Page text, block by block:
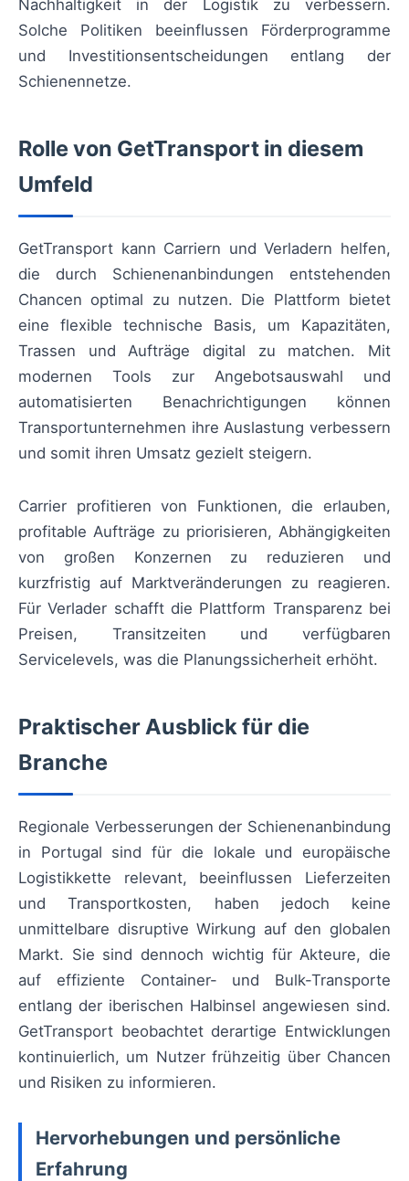
Nachhaltigkeit in der Logistik zu verbessern.
Solche Politiken beeinflussen Förderprogramme
und Investitionsentscheidungen entlang der
Schienennetze.
Rolle von GetTransport in diesem
Umfeld
GetTransport kann Carriern und Verladern helfen,
die durch Schienenanbindungen entstehenden
Chancen optimal zu nutzen. Die Plattform bietet
eine flexible technische Basis, um Kapazitäten,
Trassen und Aufträge digital zu matchen. Mit
modernen Tools zur Angebotsauswahl und
automatisierten Benachrichtigungen können
Transportunternehmen ihre Auslastung verbessern
und somit ihren Umsatz gezielt steigern.
Carrier profitieren von Funktionen, die erlauben,
profitable Aufträge zu priorisieren, Abhängigkeiten
von großen Konzernen zu reduzieren und
kurzfristig auf Marktveränderungen zu reagieren.
Für Verlader schafft die Plattform Transparenz bei
Preisen, Transitzeiten und verfügbaren
Servicelevels, was die Planungssicherheit erhöht.
Praktischer Ausblick für die
Branche
Regionale Verbesserungen der Schienenanbindung
in Portugal sind für die lokale und europäische
Logistikkette relevant, beeinflussen Lieferzeiten
und Transportkosten, haben jedoch keine
unmittelbare disruptive Wirkung auf den globalen
Markt. Sie sind dennoch wichtig für Akteure, die
auf effiziente Container- und Bulk-Transporte
entlang der iberischen Halbinsel angewiesen sind.
GetTransport beobachtet derartige Entwicklungen
kontinuierlich, um Nutzer frühzeitig über Chancen
und Risiken zu informieren.
Hervorhebungen und persönliche
Erfahrung